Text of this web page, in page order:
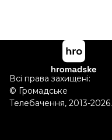
Всі права захищені:
© Громадське
Телебачення, 2013-2026.